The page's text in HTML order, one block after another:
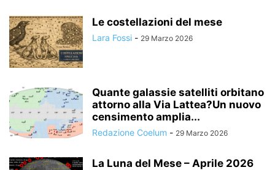
Le costellazioni del mese
Lara Fossi - 29 Marzo 2026
Quante galassie satelliti orbitano
attorno alla Via Lattea?Un nuovo
censimento amplia...
Redazione Coelum - 29 Marzo 2026
La Luna del Mese – Aprile 2026